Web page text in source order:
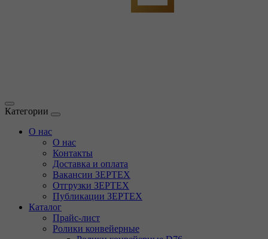
Категории
О нас
О нас
Контакты
Доставка и оплата
Вакансии ЗЕРТЕХ
Отгрузки ЗЕРТЕХ
Публикации ЗЕРТЕХ
Каталог
Прайс-лист
Ролики конвейерные